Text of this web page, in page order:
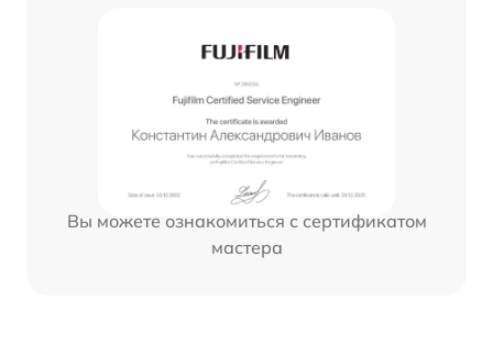
Вы можете ознакомиться с сертификатом
мастера